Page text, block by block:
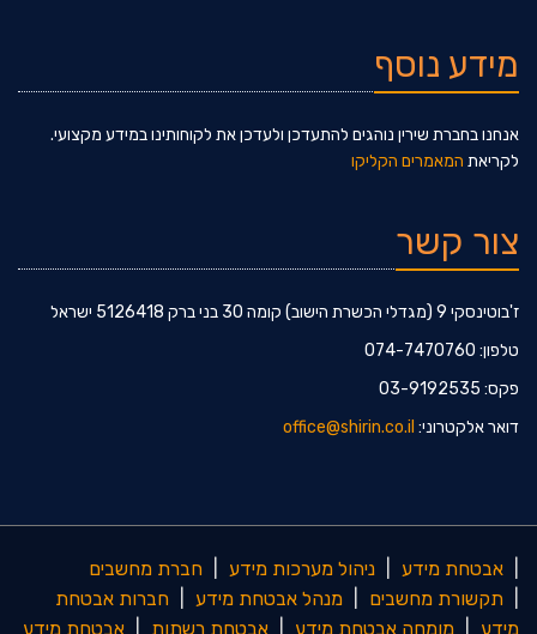
מידע נוסף
אנחנו בחברת שירין נוהגים להתעדכן ולעדכן את לקוחותינו במידע מקצועי.
לקריאת המאמרים הקליקו
צור קשר
ז'בוטינסקי 9 (מגדלי הכשרת הישוב) קומה 30 בני ברק 5126418 ישראל
טלפון: 074-7470760
פקס: 03-9192535
דואר אלקטרוני:
אבטחת מידע ניהול מערכות מידע
חברת מחשבים
תקשורת מחשבים מנהל אבטחת מידע
חברות אבטחת
מידע
מומחה אבטחת מידע אבטחת רשתות אבטחת מידע